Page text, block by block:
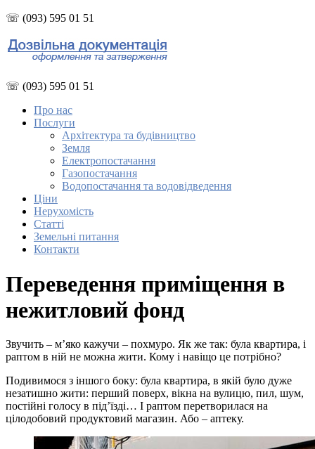
☏ (093) 595 01 51
☏ (093) 595 01 51
Про нас
Послуги
Архітектура та будівництво
Земля
Електропостачання
Газопостачання
Водопостачання та водовідведення
Ціни
Нерухомість
Статті
Земельні питання
Контакти
Переведення приміщення в
нежитловий фонд
Звучить – м’яко кажучи – похмуро. Як же так: була квартира, і
раптом в ній не можна жити. Кому і навіщо це потрібно?
Подивимося з іншого боку: була квартира, в якій було дуже
незатишно жити: перший поверх, вікна на вулицю, пил, шум,
постійні голосу в під’їзді… І раптом перетворилася на
цілодобовий продуктовий магазин. Або – аптеку.